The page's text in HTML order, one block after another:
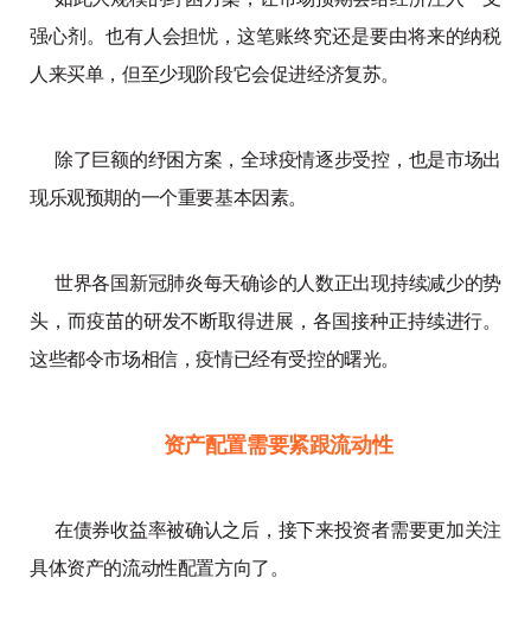
强心剂。也有人会担忧，这笔账终究还是要由将来的纳税
人来买单，但至少现阶段它会促进经济复苏。
除了巨额的纾困方案，全球疫情逐步受控，也是市场出
现乐观预期的一个重要基本因素。
世界各国新冠肺炎每天确诊的人数正出现持续减少的势
头，而疫苗的研发不断取得进展，各国接种正持续进行。
这些都令市场相信，疫情已经有受控的曙光。
资产配置需要紧跟流动性
在债券收益率被确认之后，接下来投资者需要更加关注
具体资产的流动性配置方向了。